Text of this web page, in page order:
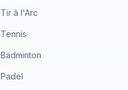
Tir à l'Arc
Tennis
Badminton
Padel